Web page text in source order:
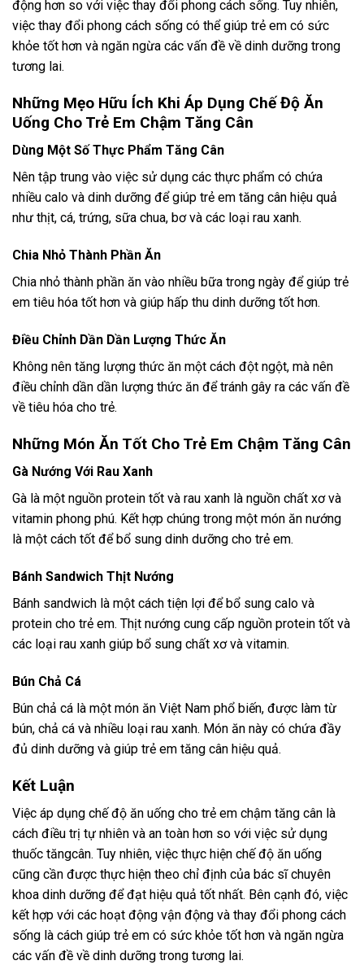
động hơn so với việc thay đổi phong cách sống. Tuy nhiên,
việc thay đổi phong cách sống có thể giúp trẻ em có sức
khỏe tốt hơn và ngăn ngừa các vấn đề về dinh dưỡng trong
tương lai.
Những Mẹo Hữu Ích Khi Áp Dụng Chế Độ Ăn
Uống Cho Trẻ Em Chậm Tăng Cân
Dùng Một Số Thực Phẩm Tăng Cân
Nên tập trung vào việc sử dụng các thực phẩm có chứa
nhiều calo và dinh dưỡng để giúp trẻ em tăng cân hiệu quả
như thịt, cá, trứng, sữa chua, bơ và các loại rau xanh.
Chia Nhỏ Thành Phần Ăn
Chia nhỏ thành phần ăn vào nhiều bữa trong ngày để giúp trẻ
em tiêu hóa tốt hơn và giúp hấp thu dinh dưỡng tốt hơn.
Điều Chỉnh Dần Dần Lượng Thức Ăn
Không nên tăng lượng thức ăn một cách đột ngột, mà nên
điều chỉnh dần dần lượng thức ăn để tránh gây ra các vấn đề
về tiêu hóa cho trẻ.
Những Món Ăn Tốt Cho Trẻ Em Chậm Tăng Cân
Gà Nướng Với Rau Xanh
Gà là một nguồn protein tốt và rau xanh là nguồn chất xơ và
vitamin phong phú. Kết hợp chúng trong một món ăn nướng
là một cách tốt để bổ sung dinh dưỡng cho trẻ em.
Bánh Sandwich Thịt Nướng
Bánh sandwich là một cách tiện lợi để bổ sung calo và
protein cho trẻ em. Thịt nướng cung cấp nguồn protein tốt và
các loại rau xanh giúp bổ sung chất xơ và vitamin.
Bún Chả Cá
Bún chả cá là một món ăn Việt Nam phổ biến, được làm từ
bún, chả cá và nhiều loại rau xanh. Món ăn này có chứa đầy
đủ dinh dưỡng và giúp trẻ em tăng cân hiệu quả.
Kết Luận
Việc áp dụng chế độ ăn uống cho trẻ em chậm tăng cân là
cách điều trị tự nhiên và an toàn hơn so với việc sử dụng
thuốc tăngcân. Tuy nhiên, việc thực hiện chế độ ăn uống
cũng cần được thực hiện theo chỉ định của bác sĩ chuyên
khoa dinh dưỡng để đạt hiệu quả tốt nhất. Bên cạnh đó, việc
kết hợp với các hoạt động vận động và thay đổi phong cách
sống là cách giúp trẻ em có sức khỏe tốt hơn và ngăn ngừa
các vấn đề về dinh dưỡng trong tương lai.